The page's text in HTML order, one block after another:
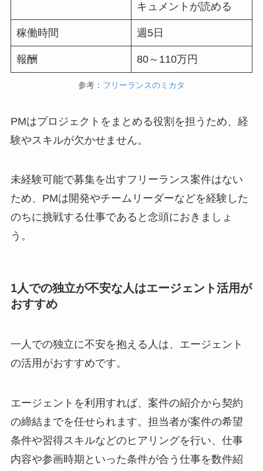
キュメントが読める
稼働時間 週5日
報酬 80～110万円
参考： フリーランスのミカタ
PMはプロジェクトをまとめる役割を担うため、経
験やスキルが欠かせません。
未経験可能で募集を出すフリーランス案件はない
ため、PMは開発やチームリーダーなどを経験した
のちに挑戦する仕事であると念頭におきましょ
う。
1人での独立が不安な人はエージェント活用が
おすすめ
一人での独立に不安を抱える人は、エージェント
の活用がおすすめです。
エージェントを利用すれば、案件の紹介から契約
の締結までを任せられます。担当者が案件の希望
条件や習得スキルなどのヒアリングを行い、仕事
内容や参画時期といった条件が合う仕事を数件紹